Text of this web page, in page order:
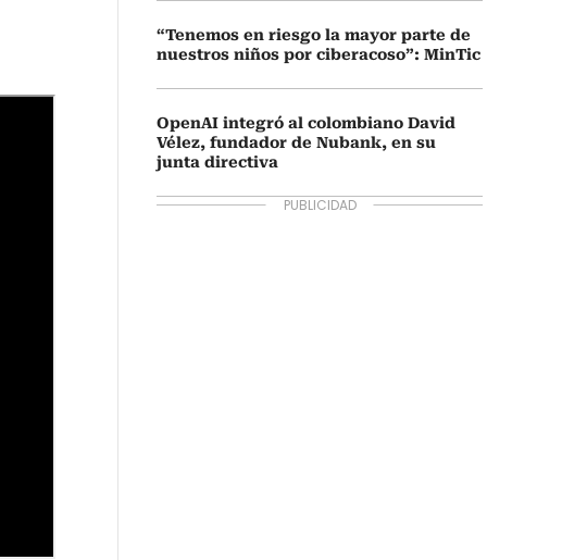
“Tenemos en riesgo la mayor parte de
nuestros niños por ciberacoso”: MinTic
OpenAI integró al colombiano David
Vélez, fundador de Nubank, en su
junta directiva